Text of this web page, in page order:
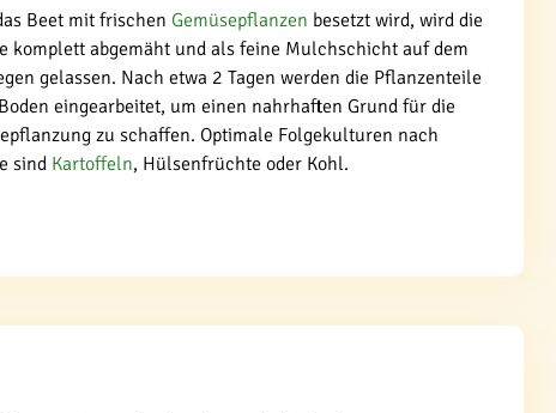
Beet mit frischen Gemüsepflanzen besetzt wird, wird die
komplett abgemäht und als feine Mulchschicht auf dem
gelassen. Nach etwa 2 Tagen werden die Pflanzenteile
eingearbeitet, um einen nahrhaften Grund für die
zu schaffen. Optimale Folgekulturen nach
sind Kartoffeln, Hülsenfrüchte oder Kohl.